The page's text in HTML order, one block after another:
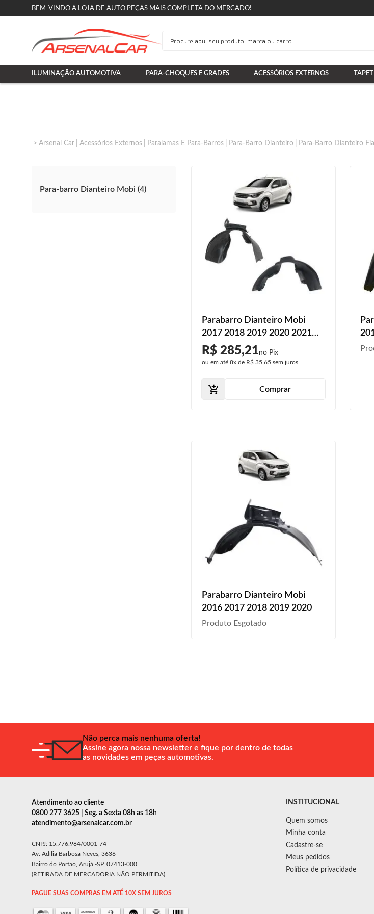
BEM-VINDO A LOJA DE AUTO PEÇAS MAIS COMPLETA DO MERCADO!
ILUMINAÇÃO AUTOMOTIVA PARA-CHOQUES E GRADES ACESSÓRIOS EXTERNOS
Arsenal Car Acessórios Externos Paralamas E Para-Barros Para-Barro Dianteiro Para-Barro Dianteiro
Para-barro Dianteiro Mobi (4)
Parabarro Dianteiro Mobi
2017 2018 2019 2020 2021
2022 2023
R$ 285,21
ou em até 8xde R$ 35,65 sem juros
Comprar
Parabarro Dianteiro Mobi
2016 2017 2018 2019 2020
Produto Esgotado
Não perca mais nenhuma oferta!
Assine agora nossa newsletter e fique por dentro de todas
as novidades em peças automotivas.
Atendimento ao cliente
0800 277 3625 | Seg. a Sexta 08h as 18h
atendimento@arsenalcar.com.br
CNPJ: 15.776.984/0001-74
Av. Adília Barbosa Neves, 3636
Bairro do Portão, Arujá -SP, 07413-000
(RETIRADA DE MERCADORIA NÃO PERMITIDA)
PAGUE SUAS COMPRAS EM ATÉ 10X SEM JUROS
INSTITUCIONAL
Quem somos
Minha conta
Cadastre-se
Meus pedidos
Política de privacidade